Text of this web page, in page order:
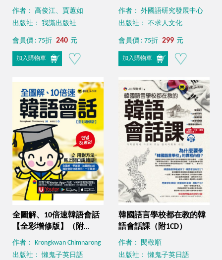
作者： 高俊江、賈蕙如
出版社： 我識出版社
會員價 : 75折 240 元
加入購物車
App」內含VRP虛擬點讀
筆）
作者： 外國語研究發展中心
出版社： 不求人文化
會員價 : 75折 299 元
加入購物車
全圖解、10倍速韓語會話
【全彩增修版】（附
「Youtor App」內含VRP
虛擬點讀筆）
作者： Krongkwan Chimnarong
出版社： 懶鬼子英日語
韓國語言學校都在教的韓
語會話課（附1CD）
作者： 閔敬順
出版社： 懶鬼子英日語